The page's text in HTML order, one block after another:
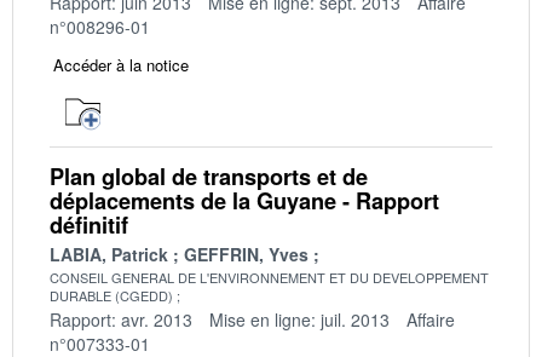
n°008296-01
Accéder à la notice
Plan global de transports et de
déplacements de la Guyane - Rapport
définitif
LABIA, Patrick GEFFRIN, Yves
CONSEIL GENERAL DE L'ENVIRONNEMENT ET DU DEVELOPPEMENT
DURABLE (CGEDD)
Rapport: avr. 2013 Mise en ligne: juil. 2013
Affaire
n°007333-01